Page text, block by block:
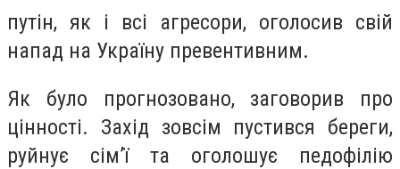
путін, як і всі агресори, оголосив свій
напад на Україну превентивним.
Як було прогнозовано, заговорив про
цінності. Захід зовсім пустився береги,
руйнує сім’ї та оголошує педофілію